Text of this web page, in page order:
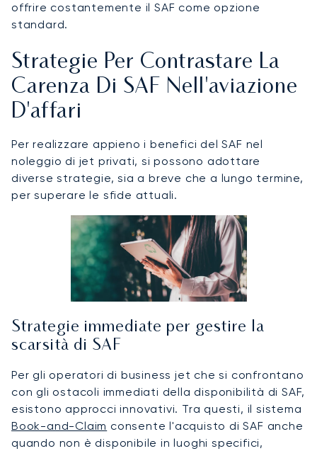
offrire costantemente il SAF come opzione
standard.
Strategie Per Contrastare La
Carenza Di SAF Nell'aviazione
D'affari
Per realizzare appieno i benefici del SAF nel
noleggio di jet privati, si possono adottare
diverse strategie, sia a breve che a lungo termine,
per superare le sfide attuali.
Strategie immediate per gestire la
scarsità di SAF
Per gli operatori di business jet che si confrontano
con gli ostacoli immediati della disponibilità di SAF,
esistono approcci innovativi. Tra questi, il sistema
Book-and-Claim consente l'acquisto di SAF anche
quando non è disponibile in luoghi specifici,